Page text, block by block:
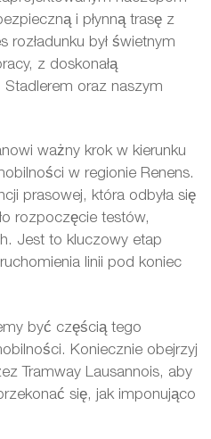
i płynną trasę z
rozładunku był świetnym
z doskonałą
oraz naszym
ważny krok w kierunku
w regionie Renens.
prasowej, która odbyła się
rozpoczęcie testów,
Jest to kluczowy etap
linii pod koniec
być częścią tego
Koniecznie obejrzyj
Tramway Lausannois, aby
się, jak imponująco